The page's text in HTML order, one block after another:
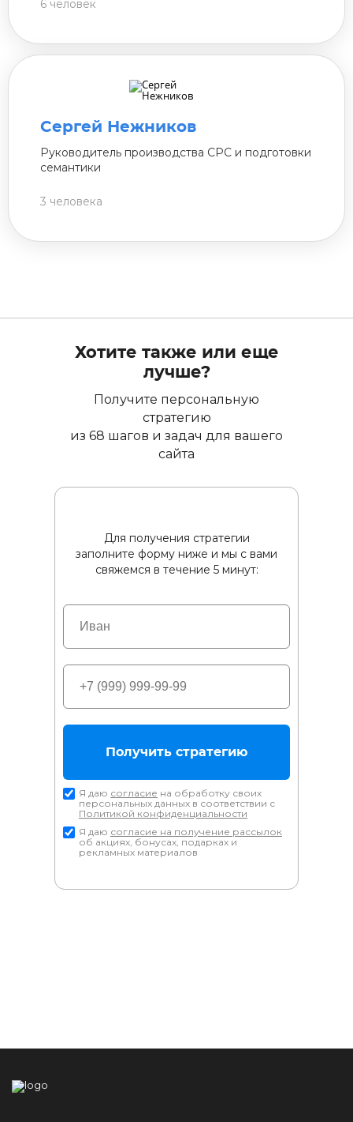
6 человек
Сергей Нежников
Руководитель производства СРС и подготовки
семантики
3 человека
Хотите также или еще
лучше?
Получите персональную
стратегию
из 68 шагов и задач для вашего
сайта
Для получения стратегии
заполните форму ниже и мы с вами
свяжемся в течение 5 минут:
Получить стратегию
Я даю согласие на обработку своих
персональных данных в соответствии с
Политикой конфиденциальности
Я даю согласие на получение рассылок
об акциях, бонусах, подарках и
рекламных материалов